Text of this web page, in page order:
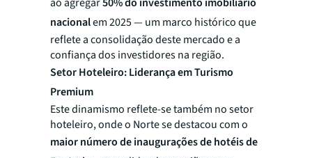
nacionalem 2025 — um marco histórico que
reflete a consolidação deste mercado e a
confiança dos investidores na região.
Setor Hoteleiro: Liderança em Turismo
Premium
Este dinamismo reflete-se também no setor
hoteleiro, onde o Norte se destacou com o
maior número de inaugurações de hotéis de